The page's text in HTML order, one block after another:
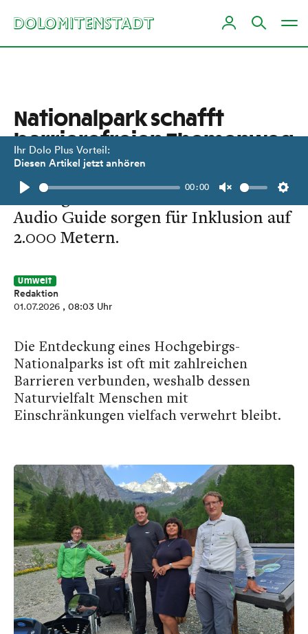
Ihr Dolo Plus Vorteil:
Diesen Artikel jetzt anhören
Play
00:00
Unmute
Nationalpark schafft
barriere­freien Themenweg
Zugfahrzeuge, taktile Modelle,
lebens­große Silhouetten und ein
Audio Guide sorgen für Inklusion auf
2.000 Metern.
Umwelt
Redaktion
01.07.2026 , 08:03 Uhr
Die Entdeckung eines Hochgebirgs-
Nationalparks ist oft mit zahlreichen
Barrieren verbunden, weshalb dessen
Naturvielfalt Menschen mit
Einschränkungen vielfach verwehrt bleibt.